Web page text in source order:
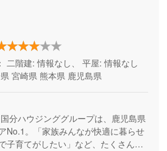
二階建: 情報なし、 平屋: 情報なし
宮崎県 熊本県 鹿児島県
No.1。「家族みんなが快適に暮らせ
子育てがしたい」など、たくさんの